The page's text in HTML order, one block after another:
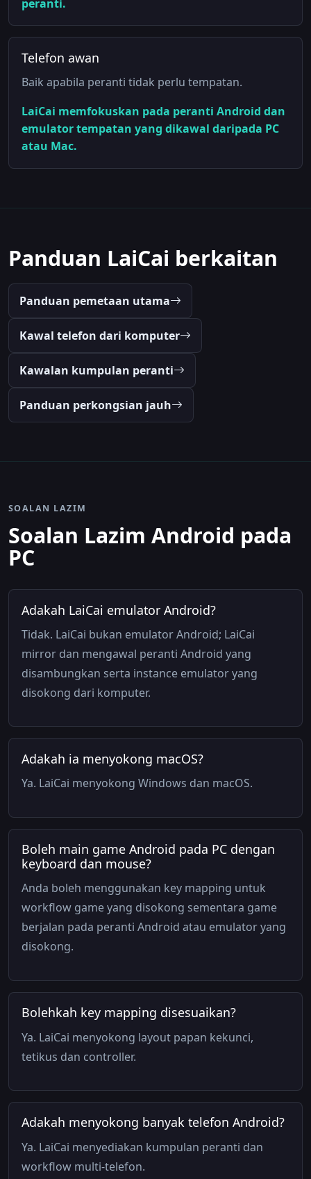
peranti.
Telefon awan
Baik apabila peranti tidak perlu tempatan.
LaiCai memfokuskan pada peranti Android dan
emulator tempatan yang dikawal daripada PC
atau Mac.
Panduan LaiCai berkaitan
Panduan pemetaan utama
Kawal telefon dari komputer
Kawalan kumpulan peranti
Panduan perkongsian jauh
SOALAN LAZIM
Soalan Lazim Android pada
PC
Adakah LaiCai emulator Android?
Tidak. LaiCai bukan emulator Android; LaiCai
mirror dan mengawal peranti Android yang
disambungkan serta instance emulator yang
disokong dari komputer.
Adakah ia menyokong macOS?
Ya. LaiCai menyokong Windows dan macOS.
Boleh main game Android pada PC dengan
keyboard dan mouse?
Anda boleh menggunakan key mapping untuk
workflow game yang disokong sementara game
berjalan pada peranti Android atau emulator yang
disokong.
Bolehkah key mapping disesuaikan?
Ya. LaiCai menyokong layout papan kekunci,
tetikus dan controller.
Adakah menyokong banyak telefon Android?
Ya. LaiCai menyediakan kumpulan peranti dan
workflow multi-telefon.